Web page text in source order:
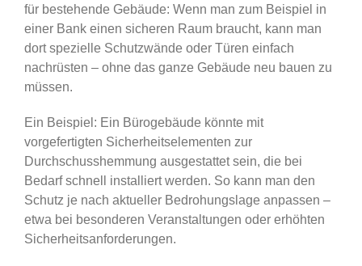
für bestehende Gebäude: Wenn man zum Beispiel in
einer Bank einen sicheren Raum braucht, kann man
dort spezielle Schutzwände oder Türen einfach
nachrüsten – ohne das ganze Gebäude neu bauen zu
müssen.
Ein Beispiel: Ein Bürogebäude könnte mit
vorgefertigten Sicherheitselementen zur
Durchschusshemmung ausgestattet sein, die bei
Bedarf schnell installiert werden. So kann man den
Schutz je nach aktueller Bedrohungslage anpassen –
etwa bei besonderen Veranstaltungen oder erhöhten
Sicherheitsanforderungen.